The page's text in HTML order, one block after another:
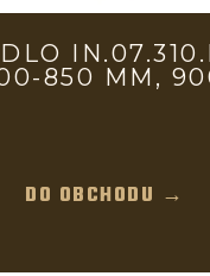
850 MM,
DO OBCHODU →